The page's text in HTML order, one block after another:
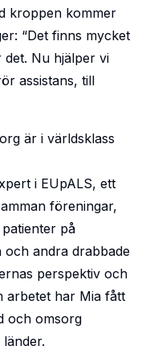
kroppen kommer
“Det finns mycket
Nu hjälper vi
assistans, till
är i världsklass
i EUpALS, ett
föreningar,
på
andra drabbade
perspektiv och
arbetet har Mia fått
och omsorg